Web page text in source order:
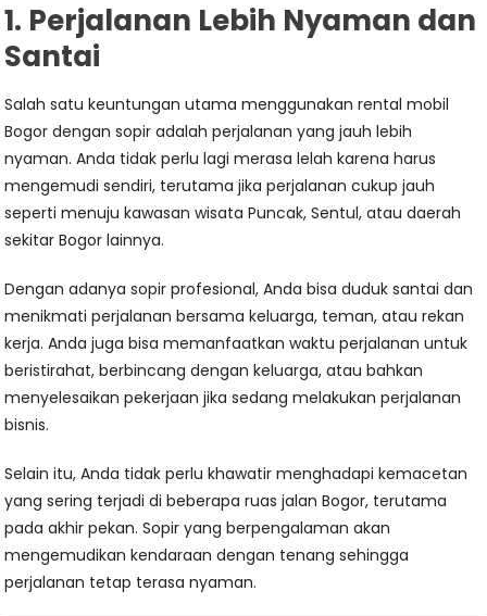
1. Perjalanan Lebih Nyaman dan
Santai
Salah satu keuntungan utama menggunakan rental mobil
Bogor dengan sopir adalah perjalanan yang jauh lebih
nyaman. Anda tidak perlu lagi merasa lelah karena harus
mengemudi sendiri, terutama jika perjalanan cukup jauh
seperti menuju kawasan wisata Puncak, Sentul, atau daerah
sekitar Bogor lainnya.
Dengan adanya sopir profesional, Anda bisa duduk santai dan
menikmati perjalanan bersama keluarga, teman, atau rekan
kerja. Anda juga bisa memanfaatkan waktu perjalanan untuk
beristirahat, berbincang dengan keluarga, atau bahkan
menyelesaikan pekerjaan jika sedang melakukan perjalanan
bisnis.
Selain itu, Anda tidak perlu khawatir menghadapi kemacetan
yang sering terjadi di beberapa ruas jalan Bogor, terutama
pada akhir pekan. Sopir yang berpengalaman akan
mengemudikan kendaraan dengan tenang sehingga
perjalanan tetap terasa nyaman.